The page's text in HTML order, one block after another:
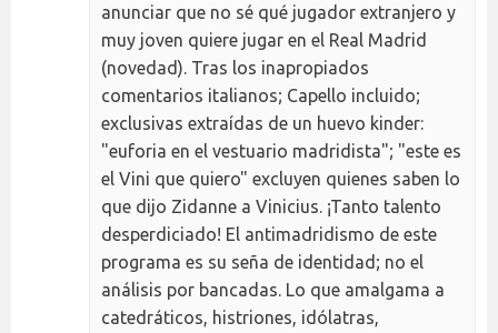
anunciar que no sé qué jugador extranjero y
muy joven quiere jugar en el Real Madrid
(novedad). Tras los inapropiados
comentarios italianos; Capello incluido;
exclusivas extraídas de un huevo kinder:
"euforia en el vestuario madridista"; "este es
el Vini que quiero" excluyen quienes saben lo
que dijo Zidanne a Vinicius. ¡Tanto talento
desperdiciado! El antimadridismo de este
programa es su seña de identidad; no el
análisis por bancadas. Lo que amalgama a
catedráticos, histriones, idólatras,